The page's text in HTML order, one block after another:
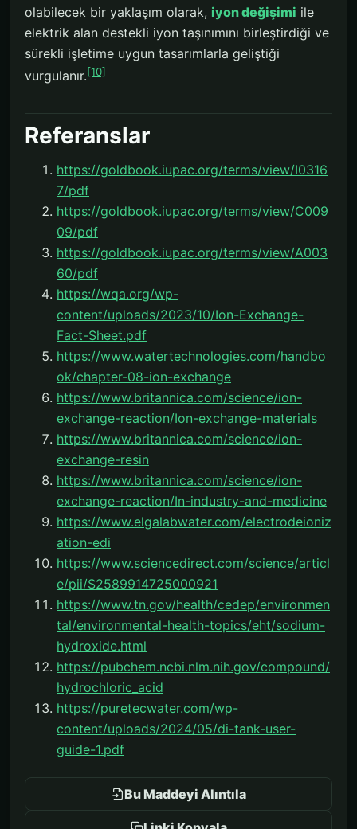
olabilecek bir yaklaşım olarak, iyon değişimi ile
elektrik alan destekli iyon taşınımını birleştirdiği ve
sürekli işletime uygun tasarımlarla geliştiği
vurgulanır.[10]
Referanslar
https://goldbook.iupac.org/terms/view/I0316
7/pdf
https://goldbook.iupac.org/terms/view/C009
09/pdf
https://goldbook.iupac.org/terms/view/A003
60/pdf
https://wqa.org/wp-
content/uploads/2023/10/Ion-Exchange-
Fact-Sheet.pdf
https://www.watertechnologies.com/handbo
ok/chapter-08-ion-exchange
https://www.britannica.com/science/ion-
exchange-reaction/Ion-exchange-materials
https://www.britannica.com/science/ion-
exchange-resin
https://www.britannica.com/science/ion-
exchange-reaction/In-industry-and-medicine
https://www.elgalabwater.com/electrodeioniz
ation-edi
https://www.sciencedirect.com/science/articl
e/pii/S2589914725000921
https://www.tn.gov/health/cedep/environmen
tal/environmental-health-topics/eht/sodium-
hydroxide.html
https://pubchem.ncbi.nlm.nih.gov/compound/
hydrochloric_acid
https://puretecwater.com/wp-
content/uploads/2024/05/di-tank-user-
guide-1.pdf
Bu Maddeyi Alıntıla